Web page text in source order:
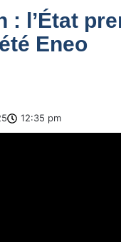
: l’État
Eneo
12:35 pm